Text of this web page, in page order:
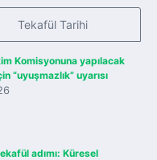
Tekafül Tarihi
Komisyonuna yapılacak
“uyuşmazlık” uyarısı
adımı: Küresel